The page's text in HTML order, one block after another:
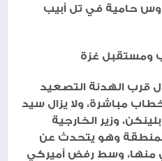
حامية في تل أبيب
ومستقبل غزة
قرب الهدنة التصعيد
مباشرة، ولا يزال سيد
وزير الخارجية
وهو يتحدث عن
منها، وسط رفض أميركي